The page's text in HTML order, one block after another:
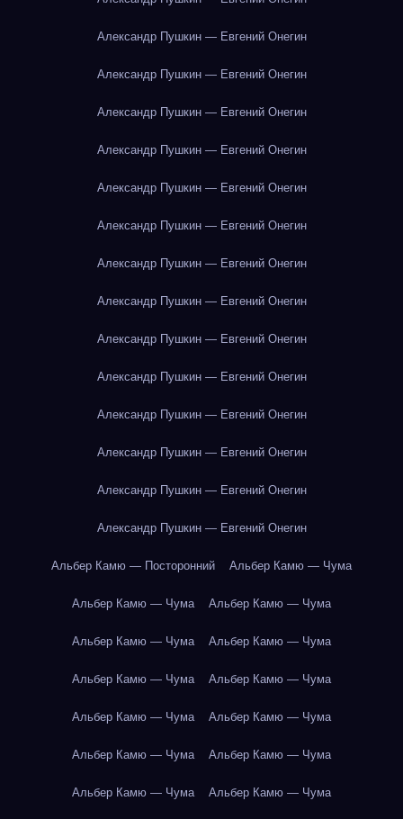
Александр Пушкин — Евгений Онегин
Александр Пушкин — Евгений Онегин
Александр Пушкин — Евгений Онегин
Александр Пушкин — Евгений Онегин
Александр Пушкин — Евгений Онегин
Александр Пушкин — Евгений Онегин
Александр Пушкин — Евгений Онегин
Александр Пушкин — Евгений Онегин
Александр Пушкин — Евгений Онегин
Александр Пушкин — Евгений Онегин
Александр Пушкин — Евгений Онегин
Александр Пушкин — Евгений Онегин
Александр Пушкин — Евгений Онегин
Александр Пушкин — Евгений Онегин
Альбер Камю — Посторонний Альбер Камю — Чума
Альбер Камю — Чума Альбер Камю — Чума
Альбер Камю — Чума Альбер Камю — Чума
Альбер Камю — Чума Альбер Камю — Чума
Альбер Камю — Чума Альбер Камю — Чума
Альбер Камю — Чума Альбер Камю — Чума
Альбер Камю — Чума Альбер Камю — Чума